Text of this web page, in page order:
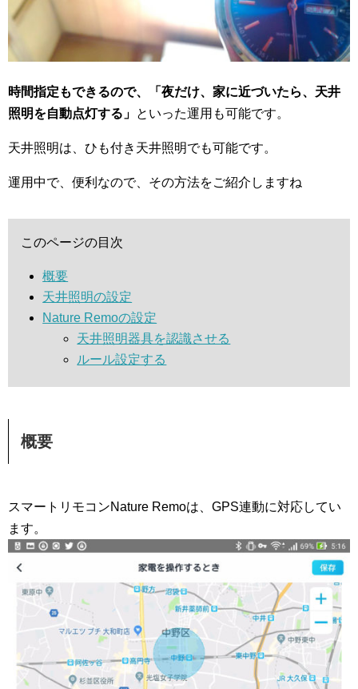
時間指定もできるので、「夜だけ、家に近づいたら、天井
照明を自動点灯する」 といった運用も可能です。
天井照明は、ひも付き天井照明でも可能です。
運用中で、便利なので、その方法をご紹介しますね
このページの目次
概要
天井照明の設定
Nature Remoの設定
天井照明器具を認識させる
ルール設定する
概要
スマートリモコンNature Remoは、GPS連動に対応してい
ます。